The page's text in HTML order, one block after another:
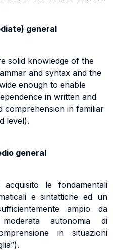
general
solid knowledge of the
and syntax and the
enough to enable
in written and
comprehension in familiar
level).
general
le fondamentali
e sintattiche ed un
ampio da
autonomia di
in situazioni